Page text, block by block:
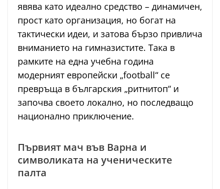
явява като идеално средство – динамичен,
прост като организация, но богат на
тактически идеи, и затова бързо привлича
вниманието на гимназистите. Така в
рамките на една учебна година
модерният европейски „football“ се
превръща в българския „ритнитоп“ и
започва своето локално, но последващо
национално приключение.
Първият мач във Варна и
символиката на ученическите
палта